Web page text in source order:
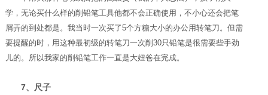
学，无论买什么样的削铅笔工具他都不会正确使用，不小心还会把笔
屑弄的到处都是。我当时一次买了5个方糖大小的办公用转笔刀。但需
要提醒的时，用这种最初级的转笔刀一次削30只铅笔是很需要些手劲
儿的。所以我家的削铅笔工作一直是大妞爸在完成。
7、尺子